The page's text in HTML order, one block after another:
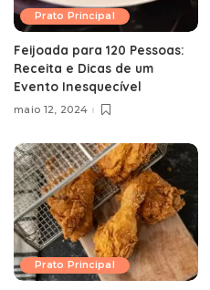
Prato Principal
Feijoada para 120 Pessoas:
Receita e Dicas de um
Evento Inesquecível
maio 12, 2024
Prato Principal